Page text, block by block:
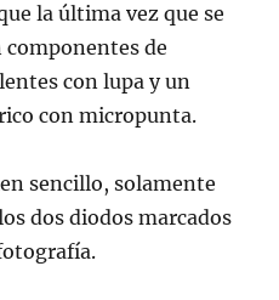
la última vez que se
de
con lupa y un
con micropunta.
sencillo, solamente
dos diodos marcados